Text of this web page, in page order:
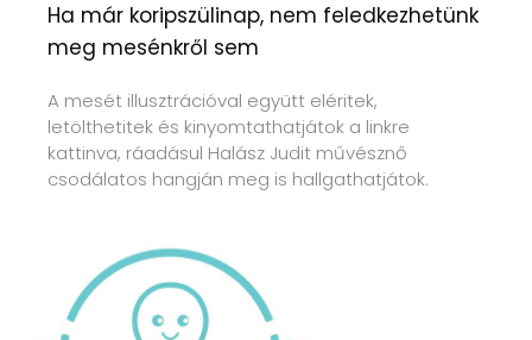
Ha már koripszülinap, nem feledkezhetünk
meg mesénkről sem
A mesét illusztrációval együtt eléritek,
letölthetitek és kinyomtathatjátok a linkre
kattinva, ráadásul Halász Judit művésznő
csodálatos hangján meg is hallgathatjátok.